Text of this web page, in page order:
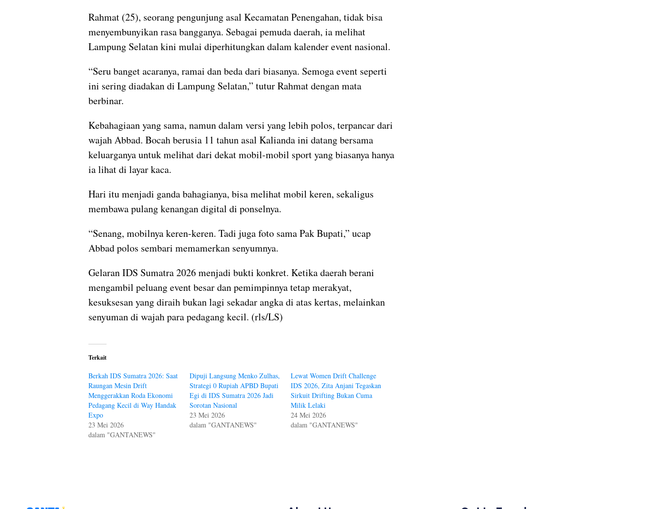
Rahmat (25), seorang pengunjung asal Kecamatan Penengahan, tidak bisa
menyembunyikan rasa bangganya. Sebagai pemuda daerah, ia melihat
Lampung Selatan kini mulai diperhitungkan dalam kalender event nasional.
“Seru banget acaranya, ramai dan beda dari biasanya. Semoga event seperti
ini sering diadakan di Lampung Selatan,” tutur Rahmat dengan mata
berbinar.
Kebahagiaan yang sama, namun dalam versi yang lebih polos, terpancar dari
wajah Abbad. Bocah berusia 11 tahun asal Kalianda ini datang bersama
keluarganya untuk melihat dari dekat mobil-mobil sport yang biasanya hanya
ia lihat di layar kaca.
Hari itu menjadi ganda bahagianya, bisa melihat mobil keren, sekaligus
membawa pulang kenangan digital di ponselnya.
“Senang, mobilnya keren-keren. Tadi juga foto sama Pak Bupati,” ucap
Abbad polos sembari memamerkan senyumnya.
Gelaran IDS Sumatra 2026 menjadi bukti konkret. Ketika daerah berani
mengambil peluang event besar dan pemimpinnya tetap merakyat,
kesuksesan yang diraih bukan lagi sekadar angka di atas kertas, melainkan
senyuman di wajah para pedagang kecil. (rls/LS)
Terkait
Berkah IDS Sumatra 2026: Saat
Raungan Mesin Drift
Menggerakkan Roda Ekonomi
Pedagang Kecil di Way Handak
Expo
23 Mei 2026
dalam "GANTANEWS"
Dipuji Langsung Menko Zulhas,
Strategi 0 Rupiah APBD Bupati
Egi di IDS Sumatra 2026 Jadi
Sorotan Nasional
23 Mei 2026
dalam "GANTANEWS"
Lewat Women Drift Challenge
IDS 2026, Zita Anjani Tegaskan
Sirkuit Drifting Bukan Cuma
Milik Lelaki
24 Mei 2026
dalam "GANTANEWS"